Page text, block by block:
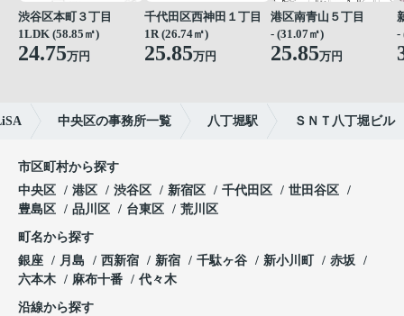
渋谷区本町３丁目
1LDK (58.85㎡)
24.75万円
千代田区西神田１丁目
1R (26.74㎡)
25.85万円
港区南青山５丁目
- (31.07㎡)
25.85万円
-
中央区の事務所一覧 八丁堀駅 ＳＮＴ八丁堀ビル
市区町村から探す
中央区
港区 渋谷区 新宿区 千代田区
世田谷区
豊島区
品川区 台東区 荒川区
町名から探す
銀座
月島 西新宿 新宿 千駄ヶ谷 新小川町
赤坂
六本木
麻布十番 代々木
沿線から探す